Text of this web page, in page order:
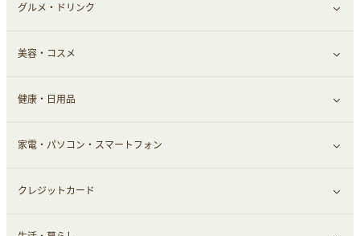
総合通販
デパート・スーパー
すべて見る
ファッション
インナー・下着
靴・フットウェア
小物・かばん
グルメ・ドリンク
すべて見る
グルメ
ドリンク
お酒
美容・コスメ
すべて見る
スキンケア
メイクアップ
健康・日用品
すべて見る
健康食品｜青汁・飲料
家電・パソコン・スマートフォン
すべて見る
クレジットカード